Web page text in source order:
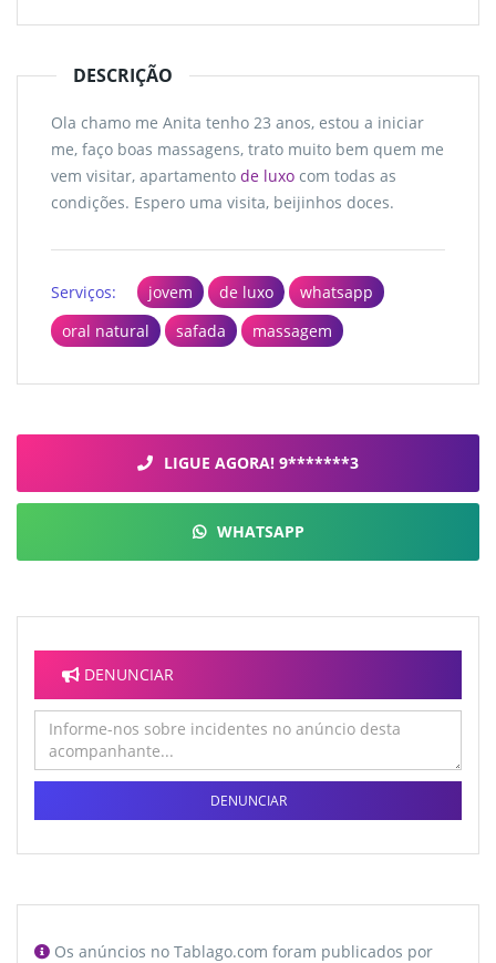
DESCRIÇÃO
Ola chamo me Anita tenho 23 anos, estou a iniciar
me, faço boas massagens, trato muito bem quem me
vem visitar, apartamento de luxo com todas as
condições. Espero uma visita, beijinhos doces.
Serviços: jovem de luxo
whatsapp
oral natural
safada massagem
LIGUE AGORA! 9*******3
WHATSAPP
DENUNCIAR
DENUNCIAR
Os anúncios no Tablago.com foram publicados por